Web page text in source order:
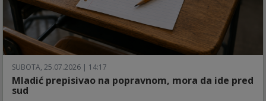
SUBOTA, 25.07.2026 | 14:17
Mladić prepisivao na popravnom, mora da ide pred
sud